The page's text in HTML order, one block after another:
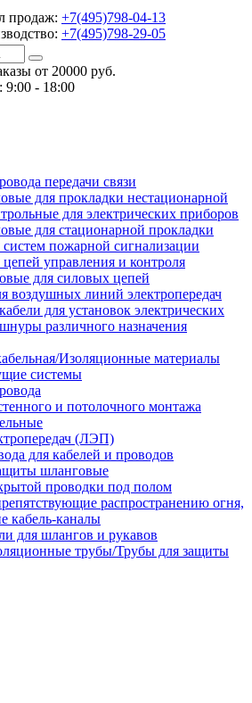
продаж: +7(495)798-04-13
+7(495)798-29-05
от 20000 руб.
- 18:00
передачи связи
для прокладки нестационарной
для электрических приборов
для стационарной прокладки
пожарной сигнализации
управления и контроля
для силовых цепей
воздушных линий электропередач
для установок электрических
различного назначения
Изоляционные материалы
системы
и потолочного монтажа
(ЛЭП)
для кабелей и проводов
шланговые
проводки под полом
распространению огня,
кабель-каналы
для шлангов и рукавов
трубы/Трубы для защиты